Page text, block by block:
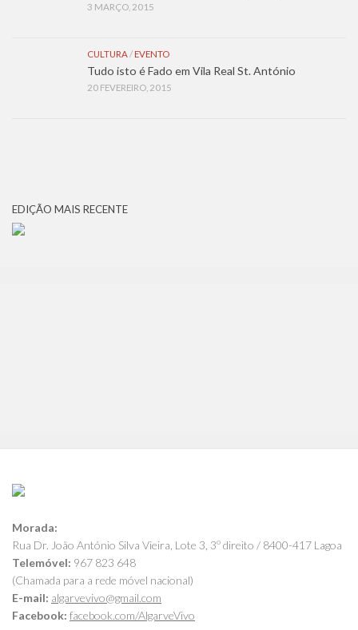
3 MARÇO, 2015
CULTURA/ EVENTO
Tudo isto é Fado em Vila Real St. António
20 FEVEREIRO, 2015
EDIÇÃO MAIS RECENTE
Morada:
Rua Dr. João António Silva Vieira, Lote 3, 3º direito / 8400-417 Lagoa
Telemóvel: 967 823 648
(Chamada para a rede móvel nacional)
E-mail: algarvevivo@gmail.com
Facebook: facebook.com/AlgarveVivo